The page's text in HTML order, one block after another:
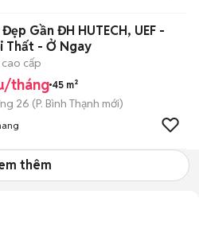
Gần ĐH HUTECH, UEF -
Thất - Ở Ngay
cấp
tháng 45 m²
26 (P. Bình Thạnh mới)
thêm